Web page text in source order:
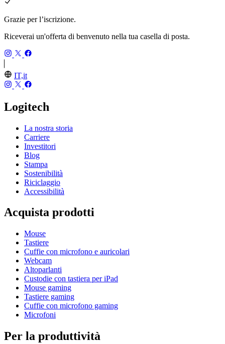
Grazie per l’iscrizione.
Riceverai un'offerta di benvenuto nella tua casella di posta.
IT,it
Logitech
La nostra storia
Carriere
Investitori
Blog
Stampa
Sostenibilità
Riciclaggio
Accessibilità
Acquista prodotti
Mouse
Tastiere
Cuffie con microfono e auricolari
Webcam
Altoparlanti
Custodie con tastiera per iPad
Mouse gaming
Tastiere gaming
Cuffie con microfono gaming
Microfoni
Per la produttività